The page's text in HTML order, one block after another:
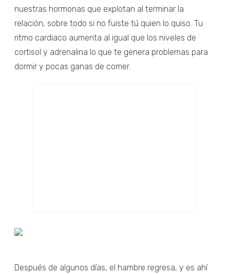
nuestras hormonas que explotan al terminar la
relación, sobre todo si no fuiste tú quien lo quiso. Tu
ritmo cardiaco aumenta al igual que los niveles de
cortisol y adrenalina lo que te genera problemas para
dormir y pocas ganas de comer.
Después de algunos días, el hambre regresa, y es ahí